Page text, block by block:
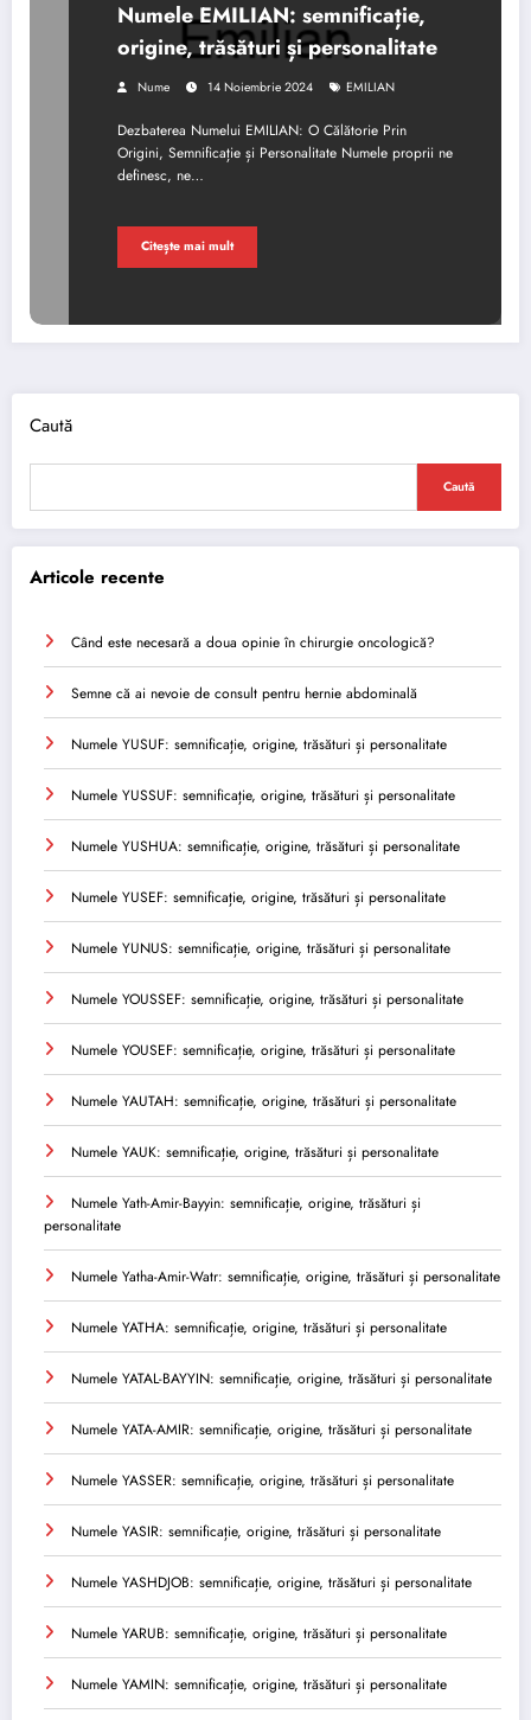
Numele EMILIAN: semnificație,
origine, trăsături și personalitate
Nume 14 Noiembrie 2024 EMILIAN
Dezbaterea Numelui EMILIAN: O Călătorie Prin
Origini, Semnificație și Personalitate Numele proprii ne
definesc, ne…
Citește mai mult
Caută
Caută
Articole recente
Când este necesară a doua opinie în chirurgie oncologică?
Semne că ai nevoie de consult pentru hernie abdominală
Numele YUSUF: semnificație, origine, trăsături și personalitate
Numele YUSSUF: semnificație, origine, trăsături și personalitate
Numele YUSHUA: semnificație, origine, trăsături și personalitate
Numele YUSEF: semnificație, origine, trăsături și personalitate
Numele YUNUS: semnificație, origine, trăsături și personalitate
Numele YOUSSEF: semnificație, origine, trăsături și personalitate
Numele YOUSEF: semnificație, origine, trăsături și personalitate
Numele YAUTAH: semnificație, origine, trăsături și personalitate
Numele YAUK: semnificație, origine, trăsături și personalitate
Numele Yath-Amir-Bayyin: semnificație, origine, trăsături și
personalitate
Numele Yatha-Amir-Watr: semnificație, origine, trăsături și personalitate
Numele YATHA: semnificație, origine, trăsături și personalitate
Numele YATAL-BAYYIN: semnificație, origine, trăsături și personalitate
Numele YATA-AMIR: semnificație, origine, trăsături și personalitate
Numele YASSER: semnificație, origine, trăsături și personalitate
Numele YASIR: semnificație, origine, trăsături și personalitate
Numele YASHDJOB: semnificație, origine, trăsături și personalitate
Numele YARUB: semnificație, origine, trăsături și personalitate
Numele YAMIN: semnificație, origine, trăsături și personalitate